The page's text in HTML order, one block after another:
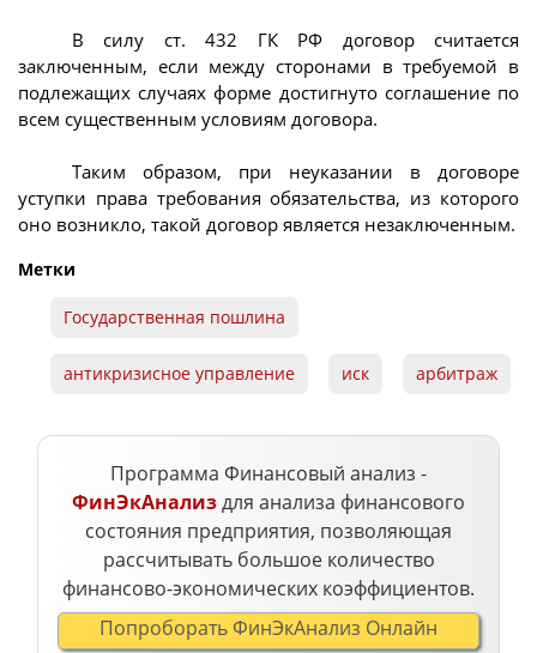
В силу ст. 432 ГК РФ договор считается
заключенным, если между сторонами в требуемой в
подлежащих случаях форме достигнуто соглашение по
всем существенным условиям договора.
Таким образом, при неуказании в договоре
уступки права требования обязательства, из которого
оно возникло, такой договор является незаключенным.
Метки
Государственная пошлина
антикризисное управление иск арбитраж
Программа Финансовый анализ -
ФинЭкАнализдля анализа финансового
состояния предприятия, позволяющая
рассчитывать большое количество
финансово-экономических коэффициентов.
Попроборать ФинЭкАнализ Онлайн